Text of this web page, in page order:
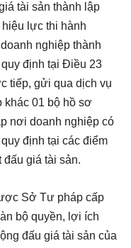
tài sản thành lập
lực thi hành
nghiệp thành
định tại Điều 23
tiếp, gửi qua dịch vụ
khác 01 bộ hồ sơ
nơi doanh nghiệp có
định tại các điểm
giá tài sản.
Sở Tư pháp cấp
bộ quyền, lợi ích
đấu giá tài sản của